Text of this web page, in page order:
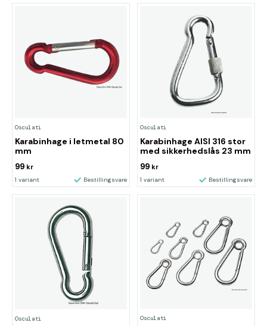
Osculati
Karabinhage i letmetal 80
mm
99 kr
1 variant Bestillingsvare
Osculati
Karabinhage AISI 316 stor
med sikkerhedslås 23 mm
99 kr
1 variant Bestillingsvare
Osculati Osculati